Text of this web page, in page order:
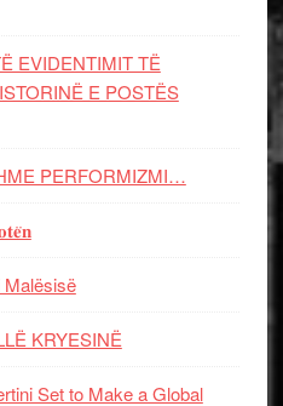
EVIDENTIMIT TË
E POSTËS
PERFORMIZMI…
Malësisë
KRYESINË
Set to Make a Global